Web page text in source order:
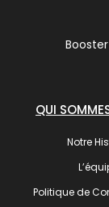
QUI
Notre
Politique de